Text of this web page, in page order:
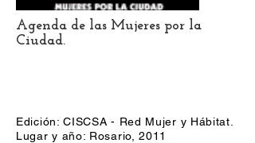
Agenda de las Mujeres por la
Ciudad.
Edición: CISCSA - Red Mujer y Hábitat.
Lugar y año: Rosario, 2011